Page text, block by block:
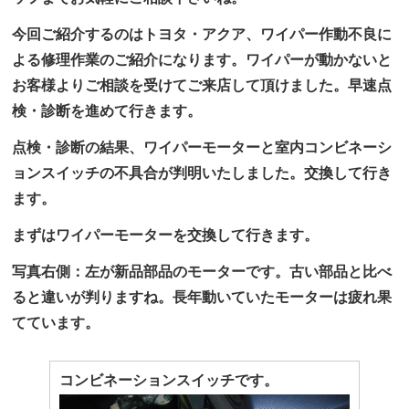
今回ご紹介するのはトヨタ・アクア、ワイパー作動不良に
よる修理作業のご紹介になります。ワイパーが動かないと
お客様よりご相談を受けてご来店して頂けました。早速点
検・診断を進めて行きます。
点検・診断の結果、ワイパーモーターと室内コンビネーシ
ョンスイッチの不具合が判明いたしました。交換して行き
ます。
まずはワイパーモーターを交換して行きます。
写真右側：左が新品部品のモーターです。古い部品と比べ
ると違いが判りますね。長年動いていたモーターは疲れ果
てています。
コンビネーションスイッチです。